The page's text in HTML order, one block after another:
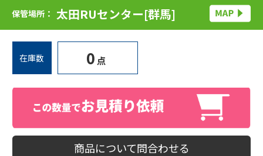
保管場所： 太田RUセンター[群馬]
在庫数 0 点
商品について問合わせる